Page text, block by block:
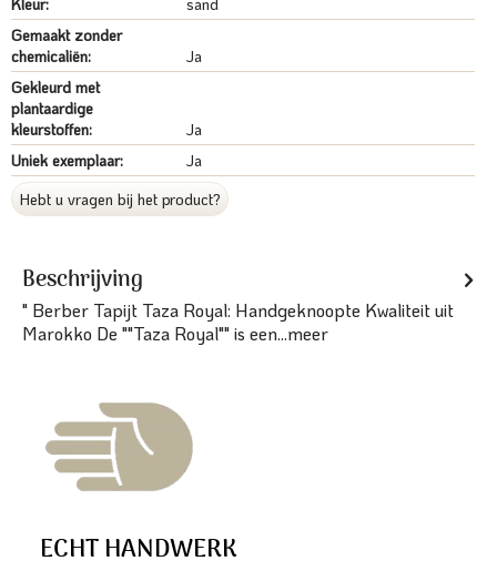
Gemaakt zonder
chemicaliën:
Ja
Gekleurd met
plantaardige
kleurstoffen:
Ja
Uniek exemplaar:
Ja
Hebt u vragen bij het product?
Beschrijving
" Berber Tapijt Taza Royal: Handgeknoopte Kwaliteit uit
Marokko De ""Taza Royal"" is een...meer
ECHT HANDWERK